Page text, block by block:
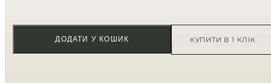
ДОДАТИ У КОШИК КУПИТИ В 1 КЛІК